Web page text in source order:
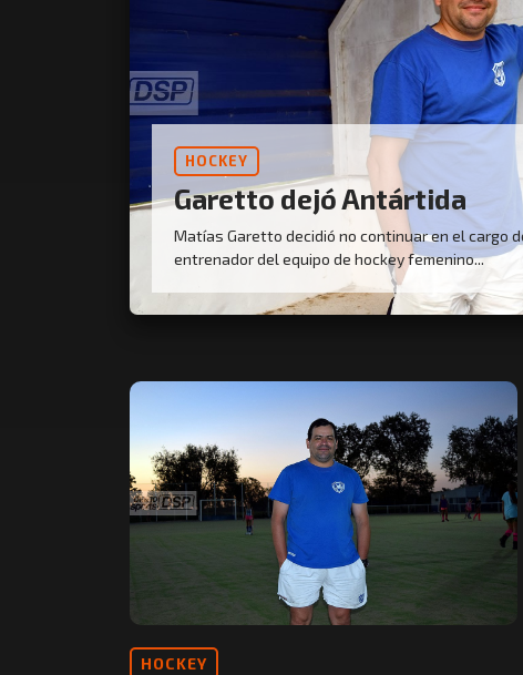
HOCKEY
Garetto dejó Antártida
Matías Garetto decidió no continuar en el cargo
entrenador del equipo de hockey femenino...
HOCKEY